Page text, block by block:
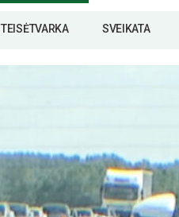
TEISĖTVARKA SVEIKATA